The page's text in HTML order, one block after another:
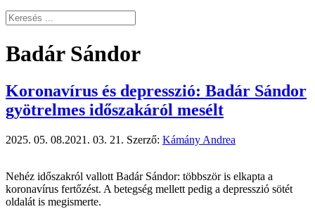
Badár Sándor
Koronavírus és depresszió: Badár Sándor
gyötrelmes időszakáról mesélt
2025. 05. 08.2021. 03. 21. Szerző: Kámány Andrea
Nehéz időszakról vallott Badár Sándor: többször is elkapta a
koronavírus fertőzést. A betegség mellett pedig a depresszió sötét
oldalát is megismerte.